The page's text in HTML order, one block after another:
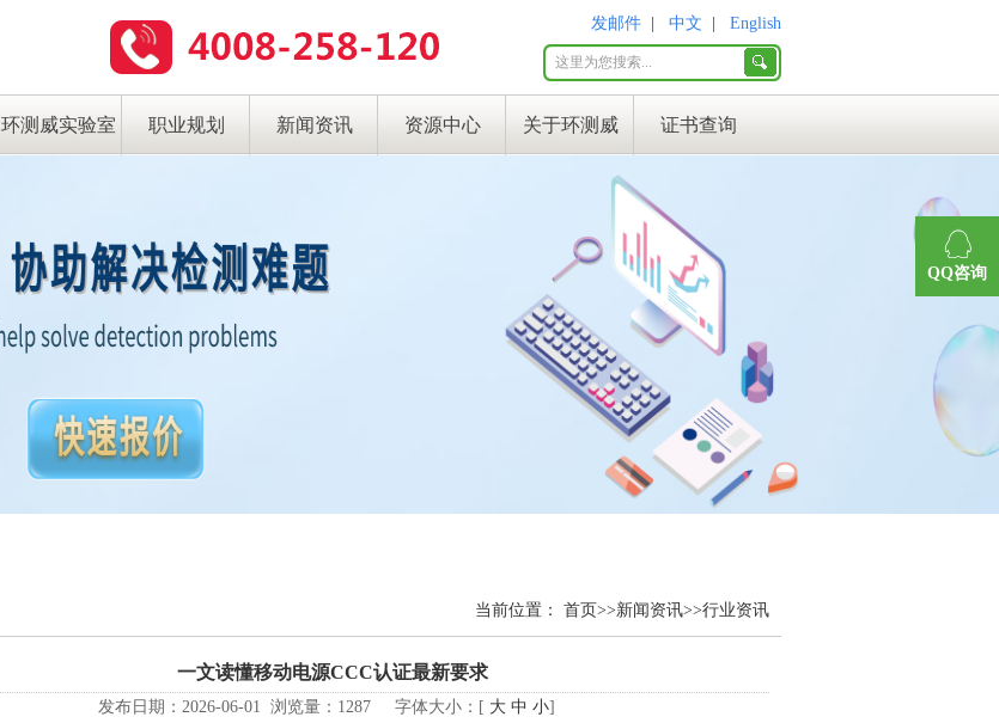
发邮件 中文 English
环测威实验室 职业规划 新闻资讯 资源中心 关于环测威 证书查询
当前位置： 首页>>新闻资讯>>行业资讯
一文读懂移动电源CCC认证最新要求
发布日期：2026-06-01 浏览量：1287 字体大小：[ 大 中 小]
QQ咨询